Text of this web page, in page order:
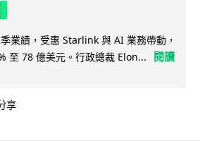
業績，受惠 Starlink 與 AI 業務帶動，
至 78 億美元。行政總裁 Elon...
閱讀
享